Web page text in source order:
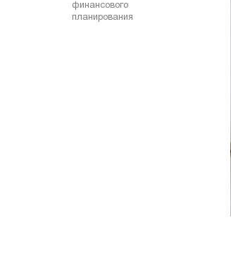
финансового
планирования